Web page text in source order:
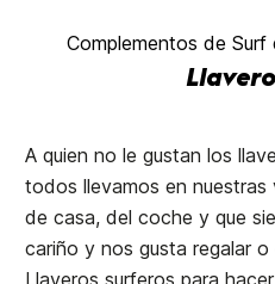
Complementos de Surf
A quien no le gustan los
todos llevamos en nuestras
de casa, del coche y que
cariño y nos gusta regalar o